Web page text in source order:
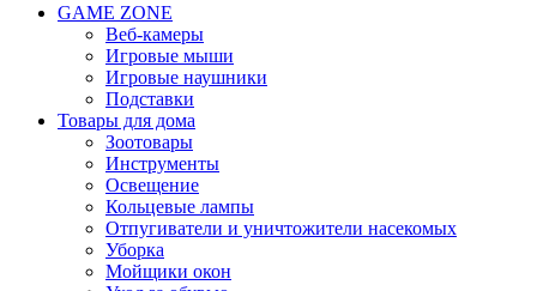
GAME ZONE
Веб-камеры
Игровые мыши
Игровые наушники
Подставки
Товары для дома
Зоотовары
Инструменты
Освещение
Кольцевые лампы
Отпугиватели и уничтожители насекомых
Уборка
Мойщики окон